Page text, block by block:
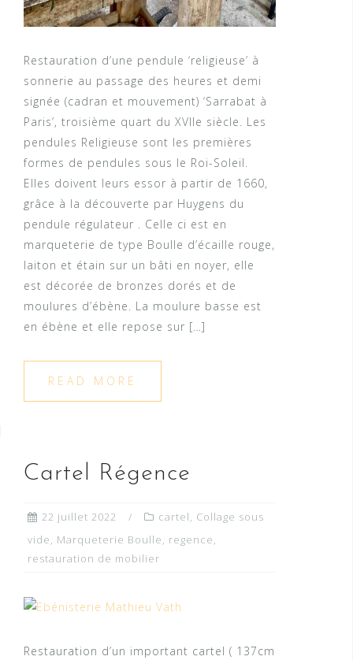
Restauration d’une pendule ‘religieuse’ à
sonnerie au passage des heures et demi
signée (cadran et mouvement) ‘Sarrabat à
Paris’, troisième quart du XVIIe siècle. Les
pendules Religieuse sont les premières
formes de pendules sous le Roi-Soleil.
Elles doivent leurs essor à partir de 1660,
grâce à la découverte par Huygens du
pendule régulateur . Celle ci est en
marqueterie de type Boulle d’écaille rouge,
laiton et étain sur un bâti en noyer, elle
est décorée de bronzes dorés et de
moulures d’ébène. La moulure basse est
en ébène et elle repose sur […]
READ MORE
Cartel Régence
22 juillet 2022 cartel, Collage sous
vide, Marqueterie Boulle, regence,
restauration de mobilier
Restauration d’un important cartel ( 137cm